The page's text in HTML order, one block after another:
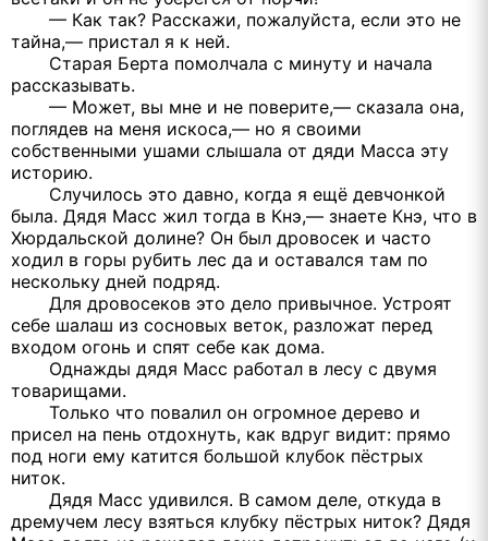
— Как так? Расскажи, пожалуйста, если это не
тайна,— пристал я к ней.
Старая Берта помолчала с минуту и начала
рассказывать.
— Может, вы мне и не поверите,— сказала она,
поглядев на меня искоса,— но я своими
собственными ушами слышала от дяди Масса эту
историю.
Случилось это давно, когда я ещё девчонкой
была. Дядя Масс жил тогда в Кнэ,— знаете Кнэ, что в
Хюрдальской долине? Он был дровосек и часто
ходил в горы рубить лес да и оставался там по
нескольку дней подряд.
Для дровосеков это дело привычное. Устроят
себе шалаш из сосновых веток, разложат перед
входом огонь и спят себе как дома.
Однажды дядя Масс работал в лесу с двумя
товарищами.
Только что повалил он огромное дерево и
присел на пень отдохнуть, как вдруг видит: прямо
под ноги ему катится большой клубок пёстрых
ниток.
Дядя Масс удивился. В самом деле, откуда в
дремучем лесу взяться клубку пёстрых ниток? Дядя